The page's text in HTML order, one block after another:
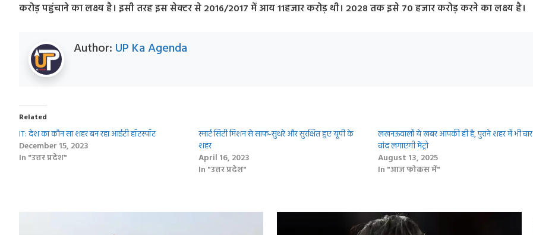
करोड़ पहुंचाने का लक्ष्य है। इसी तरह इस सेक्टर से 2016/2017 में आय 11हजार करोड़ थी। 2028 तक इसे 70 हजार करोड़ करने का लक्ष्य है।
Author: UP Ka Agenda
Related
IT: देश का कौन सा शहर बन रहा आईटी हॉटस्पॉट
December 15, 2023
In "उत्तर प्रदेश"
स्मार्ट सिटी मिशन से साफ-सुथरे और सुरक्षित हुए यूपी के
शहर
April 16, 2023
In "उत्तर प्रदेश"
लखनऊवालों ये खबर आपकी ही है, पुराने शहर में भी चार
चांद लगाएगी मेट्रो
August 13, 2025
In "आज फोकस में"